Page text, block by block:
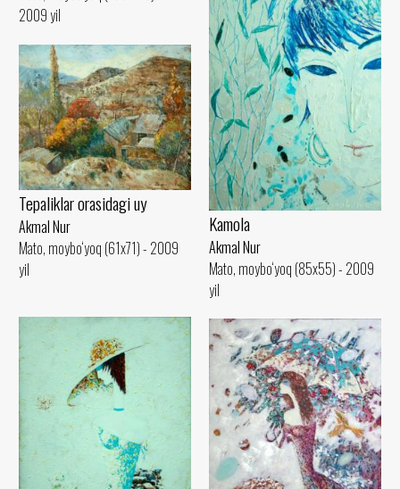
2009 yil
Kamola
Akmal Nur
Mato, moybo‘yoq (85x55) - 2009
yil
Tepaliklar orasidagi uy
Akmal Nur
Mato, moybo‘yoq (61x71) - 2009
yil